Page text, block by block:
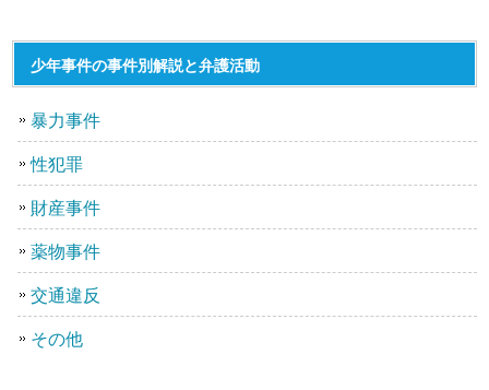
少年事件の事件別解説と弁護活動
暴力事件
性犯罪
財産事件
薬物事件
交通違反
その他